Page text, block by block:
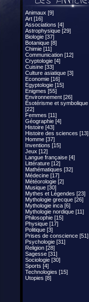
Animaux [9]
Art [16]
Associations [4]
Astrophysique [29]
Biologie [37]
Botanique [8]
Chimie [11]
Communication [12]
Cryptologie [4]
Cuisine [33]
Culture asiatique [3]
Economie [16]
Egyptologie [15]
Enigmes [55]
Environnement [26]
Ésotérisme et symbolique
[22]
Femmes [11]
Géographie [4]
Histoire [43]
Histoire des sciences [13]
Homme [37]
Inventions [15]
Jeux [12]
Langue française [4]
Littérature [12]
Mathématiques [32]
Médecine [17]
Météorologie [2]
Musique [30]
Mythes et Légendes [23]
Mythologie grecque [26]
Mythologie inca [6]
Mythologie nordique [11]
Philosophie [15]
Physique [17]
Politique [3]
Prises de conscience [51]
Psychologie [31]
Religion [28]
Sagesse [31]
Sociologie [30]
Sports [4]
Technologies [15]
Utopies [8]